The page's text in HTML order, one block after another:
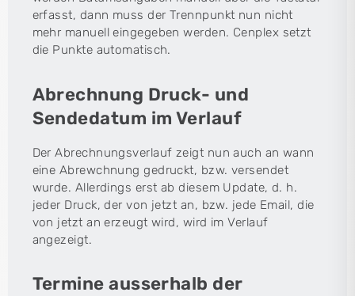
erfasst, dann muss der Trennpunkt nun nicht
mehr manuell eingegeben werden. Cenplex setzt
die Punkte automatisch.
Abrechnung Druck- und
Sendedatum im Verlauf
Der Abrechnungsverlauf zeigt nun auch an wann
eine Abrewchnung gedruckt, bzw. versendet
wurde. Allerdings erst ab diesem Update, d. h.
jeder Druck, der von jetzt an, bzw. jede Email, die
von jetzt an erzeugt wird, wird im Verlauf
angezeigt.
Termine ausserhalb der